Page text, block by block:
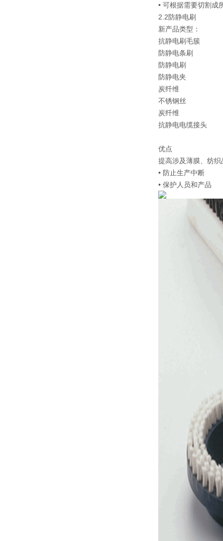
• 可根据需要切割成
2.2防静电刷
新产品类型：
抗静电刷毛簇
防静电条刷
防静电刷
防静电夹
炭纤维
不锈钢丝
炭纤维
抗静电电缆接头
优点
提高涉及薄膜、纺
• 防止生产中断
• 保护人员和产品